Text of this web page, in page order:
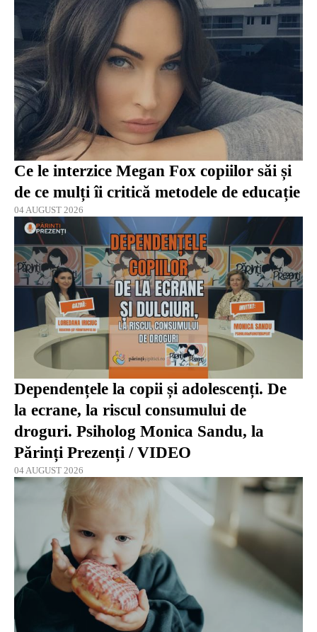
Ce le interzice Megan Fox copiilor săi și
de ce mulți îi critică metodele de educație
04 AUGUST 2026
Dependențele la copii și adolescenți. De
la ecrane, la riscul consumului de
droguri. Psiholog Monica Sandu, la
Părinți Prezenți / VIDEO
04 AUGUST 2026